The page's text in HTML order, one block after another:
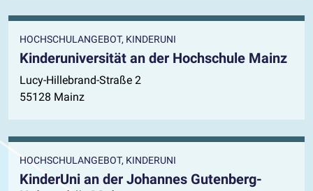
HOCHSCHULANGEBOT, KINDERUNI
Kinderuniversität an der Hochschule Mainz
Lucy-Hillebrand-Straße 2
55128 Mainz
HOCHSCHULANGEBOT, KINDERUNI
KinderUni an der Johannes Gutenberg-